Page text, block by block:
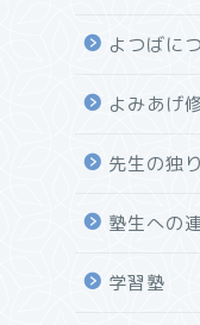
よつばに
よみあげ
先生の独
塾生への
学習塾